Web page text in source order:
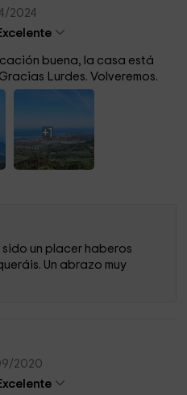
de su alojamiento
huéspedes nos comentan
que publican en las
que las palabras que
rural son: buen trato,
bien, entorno verde de la
buena ubicación.
los alrededores?
hay muchas
tiene montaña, mar, puerto,
2024
buena, la casa está
Lurdes. Volveremos.
+1
un placer haberos
Un abrazo muy
2020